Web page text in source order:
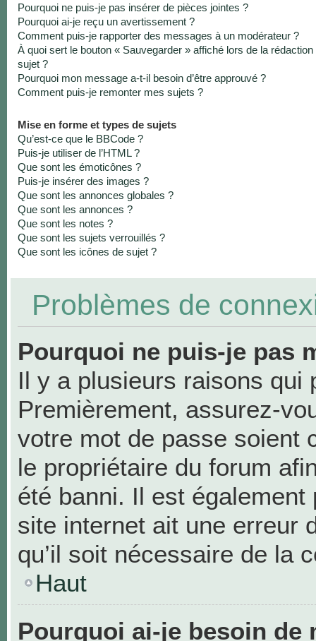
Pourquoi ne puis-je pas insérer de pièces jointes ?
Pourquoi ai-je reçu un avertissement ?
Comment puis-je rapporter des messages à un modérateur ?
À quoi sert le bouton « Sauvegarder » affiché lors de la rédaction
sujet ?
Pourquoi mon message a-t-il besoin d’être approuvé ?
Comment puis-je remonter mes sujets ?
Mise en forme et types de sujets
Qu’est-ce que le BBCode ?
Puis-je utiliser de l’HTML ?
Que sont les émoticônes ?
Puis-je insérer des images ?
Que sont les annonces globales ?
Que sont les annonces ?
Que sont les notes ?
Que sont les sujets verrouillés ?
Que sont les icônes de sujet ?
Problèmes de
Pourquoi ne puis-je pas
Il y a plusieurs raisons qui
Premièrement, assurez-
votre mot de passe soient
le propriétaire du forum
été banni. Il est
site internet ait une erreur
qu’il soit nécessaire de la
Haut
Pourquoi ai-je besoin de